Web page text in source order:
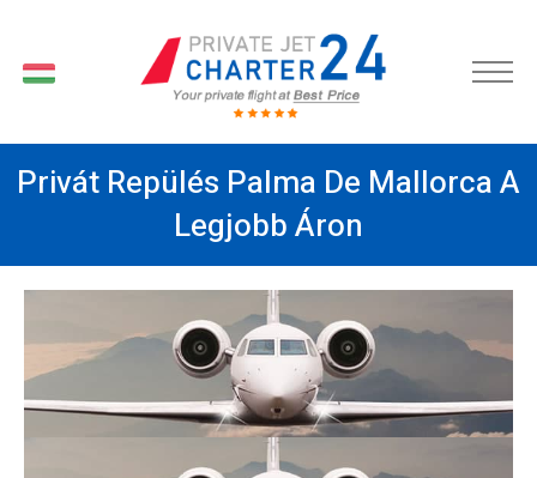
Privát Repülés Palma De Mallorca A
Legjobb Áron